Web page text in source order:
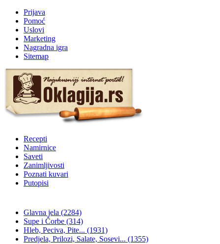
Prijava
Pomoć
Uslovi
Marketing
Nagradna igra
Sitemap
Recepti
Namirnice
Saveti
Zanimljivosti
Poznati kuvari
Putopisi
Glavna jela (2284)
Supe i Čorbe (314)
Hleb, Peciva, Pite... (1931)
Predjela, Prilozi, Salate, Sosevi... (1355)